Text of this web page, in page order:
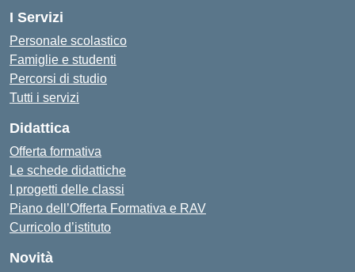
I Servizi
Personale scolastico
Famiglie e studenti
Percorsi di studio
Tutti i servizi
Didattica
Offerta formativa
Le schede didattiche
I progetti delle classi
Piano dell’Offerta Formativa e RAV
Curricolo d’istituto
Novità